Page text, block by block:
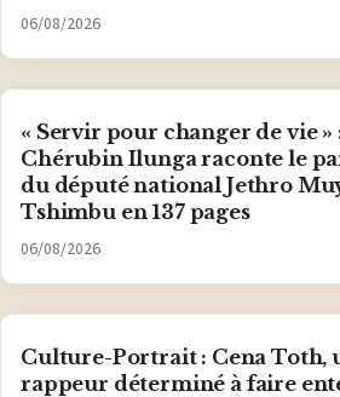
06/08/2026
« Servir pour changer de vie »
Chérubin Ilunga raconte le
du député national Jethro
Tshimbu en 137 pages
06/08/2026
Culture-Portrait : Cena Toth,
rappeur déterminé à faire